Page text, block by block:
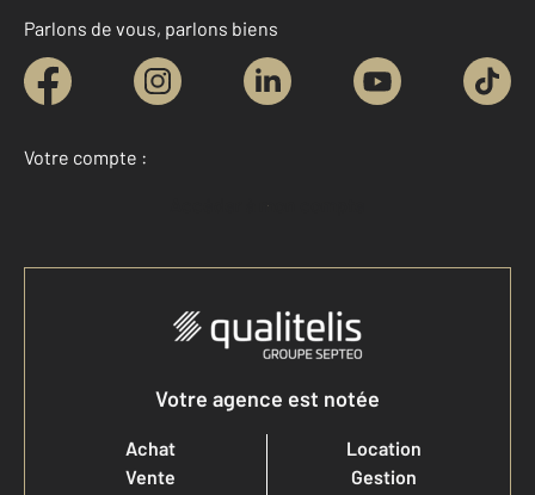
Parlons de vous, parlons biens
Votre compte :
Accéder à mon compte
Votre agence est notée
Achat
Vente
Location
Gestion